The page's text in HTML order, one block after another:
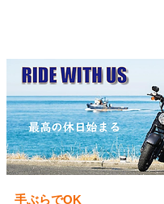
​ 手ぶらでOK